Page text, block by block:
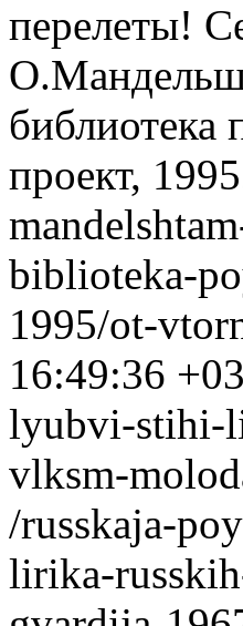
перелеты!
библиотека
проект,
biblioteka-
1995/ot-
16:49:36
lyubvi-stihi-
vlksm-
/russkaja-
lirika-